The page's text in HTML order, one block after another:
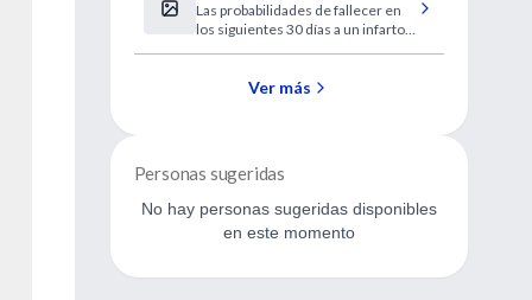
síndrome coronario agudo
Las probabilidades de fallecer en
los siguientes 30 días a un infarto
depende sobre todo del tipo y
Ver más
Personas sugeridas
No hay personas sugeridas disponibles
en este momento